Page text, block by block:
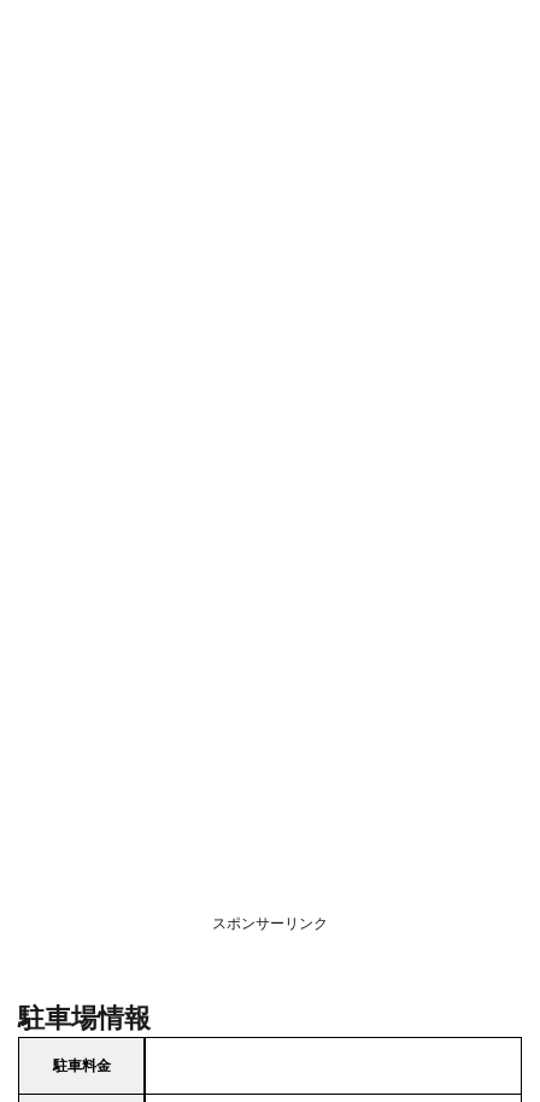
スポンサーリンク
駐車場情報
駐車料金